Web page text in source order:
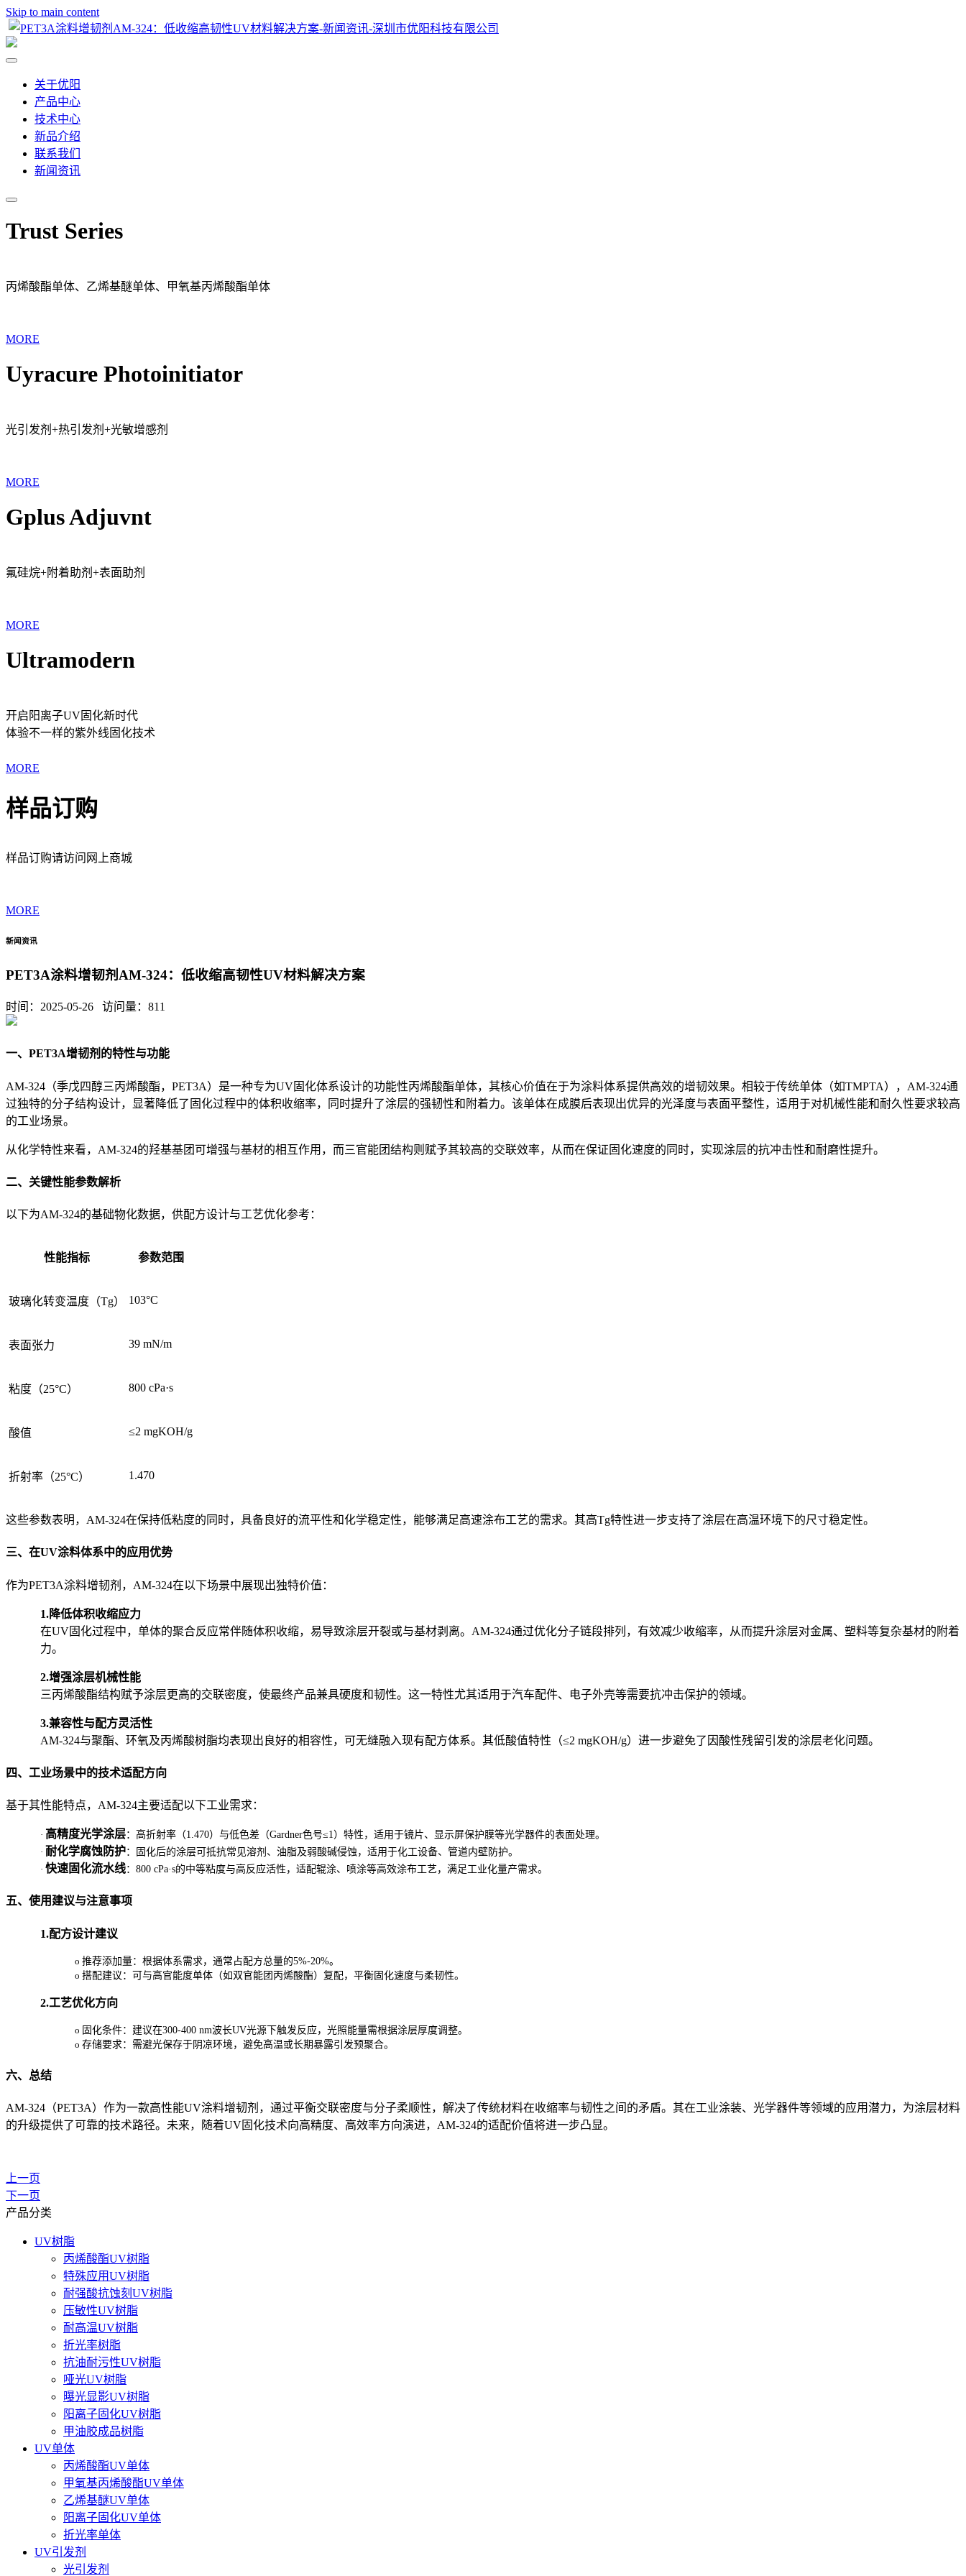
Skip to main content
关于优阳
产品中心
技术中心
新品介绍
联系我们
新闻资讯
Trust Series
丙烯酸酯单体、乙烯基醚单体、甲氧基丙烯酸酯单体
MORE
Uyracure Photoinitiator
光引发剂+热引发剂+光敏增感剂
MORE
Gplus Adjuvnt
氟硅烷+附着助剂+表面助剂
MORE
Ultramodern
开启阳离子UV固化新时代
体验不一样的紫外线固化技术
MORE
样品订购
样品订购请访问网上商城
MORE
新闻资讯
PET3A涂料增韧剂AM-324：低收缩高韧性UV材料解决方案
时间：2025-05-26 访问量： 811
一、PET3A增韧剂的特性与功能
AM-324（季戊四醇三丙烯酸酯，PET3A）是一种专为UV固化体系设计的功能性丙烯酸酯单体，其核心价值在于为涂料体系提供高效的增韧效果。相较于传统单体（如TMPTA），AM-324通
过独特的分子结构设计，显著降低了固化过程中的体积收缩率，同时提升了涂层的强韧性和附着力。该单体在成膜后表现出优异的光泽度与表面平整性，适用于对机械性能和耐久性要求较高
的工业场景。
从化学特性来看，AM-324的羟基基团可增强与基材的相互作用，而三官能团结构则赋予其较高的交联效率，从而在保证固化速度的同时，实现涂层的抗冲击性和耐磨性提升。
二、关键性能参数解析
以下为AM-324的基础物化数据，供配方设计与工艺优化参考：
性能指标 参数范围
玻璃化转变温度（Tg） 103°C
表面张力 39 mN/m
粘度（25°C） 800 cPa·s
酸值 ≤2 mgKOH/g
折射率（25°C） 1.470
这些参数表明，AM-324在保持低粘度的同时，具备良好的流平性和化学稳定性，能够满足高速涂布工艺的需求。其高Tg特性进一步支持了涂层在高温环境下的尺寸稳定性。
三、在UV涂料体系中的应用优势
作为PET3A涂料增韧剂，AM-324在以下场景中展现出独特价值：
1.降低体积收缩应力
在UV固化过程中，单体的聚合反应常伴随体积收缩，易导致涂层开裂或与基材剥离。AM-324通过优化分子链段排列，有效减少收缩率，从而提升涂层对金属、塑料等复杂基材的附着
力。
2.增强涂层机械性能
三丙烯酸酯结构赋予涂层更高的交联密度，使最终产品兼具硬度和韧性。这一特性尤其适用于汽车配件、电子外壳等需要抗冲击保护的领域。
3.兼容性与配方灵活性
AM-324与聚酯、环氧及丙烯酸树脂均表现出良好的相容性，可无缝融入现有配方体系。其低酸值特性（≤2 mgKOH/g）进一步避免了因酸性残留引发的涂层老化问题。
四、工业场景中的技术适配方向
基于其性能特点，AM-324主要适配以下工业需求：
· 高精度光学涂层：高折射率（1.470）与低色差（Gardner色号≤1）特性，适用于镜片、显示屏保护膜等光学器件的表面处理。
· 耐化学腐蚀防护：固化后的涂层可抵抗常见溶剂、油脂及弱酸碱侵蚀，适用于化工设备、管道内壁防护。
· 快速固化流水线：800 cPa·s的中等粘度与高反应活性，适配辊涂、喷涂等高效涂布工艺，满足工业化量产需求。
五、使用建议与注意事项
1.配方设计建议
o 推荐添加量：根据体系需求，通常占配方总量的5%-20%。
o 搭配建议：可与高官能度单体（如双官能团丙烯酸酯）复配，平衡固化速度与柔韧性。
2.工艺优化方向
o 固化条件：建议在300-400 nm波长UV光源下触发反应，光照能量需根据涂层厚度调整。
o 存储要求：需避光保存于阴凉环境，避免高温或长期暴露引发预聚合。
六、总结
AM-324（PET3A）作为一款高性能UV涂料增韧剂，通过平衡交联密度与分子柔顺性，解决了传统材料在收缩率与韧性之间的矛盾。其在工业涂装、光学器件等领域的应用潜力，为涂层材料
的升级提供了可靠的技术路径。未来，随着UV固化技术向高精度、高效率方向演进，AM-324的适配价值将进一步凸显。
上一页
下一页
产品分类
UV树脂
丙烯酸酯UV树脂
特殊应用UV树脂
耐强酸抗蚀刻UV树脂
压敏性UV树脂
耐高温UV树脂
折光率树脂
抗油耐污性UV树脂
哑光UV树脂
曝光显影UV树脂
阳离子固化UV树脂
甲油胶成品树脂
UV单体
丙烯酸酯UV单体
甲氧基丙烯酸酯UV单体
乙烯基醚UV单体
阳离子固化UV单体
折光率单体
UV引发剂
光引发剂